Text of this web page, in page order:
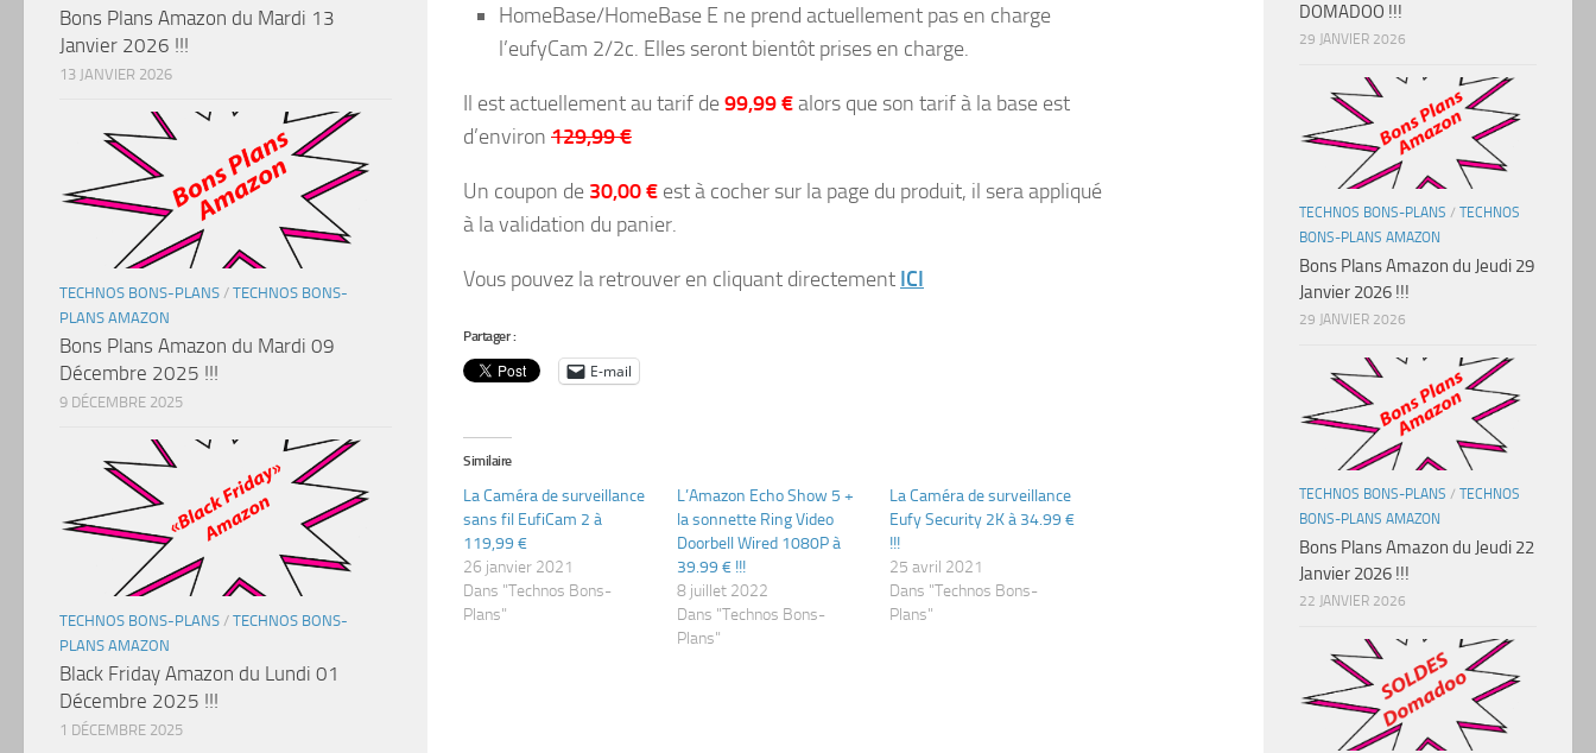
HomeBase/HomeBase E ne prend actuellement pas en charge
l’eufyCam 2/2c. Elles seront bientôt prises en charge.
Il est actuellement au tarif de99,99 €alors que son tarif à la base est
d’environ 129,99 €
Un coupon de 30,00 € est à cocher sur la page du produit, il sera appliqué
à la validation du panier.
Vous pouvez la retrouver en cliquant directement ICI
Partager :
E-mail
Similaire
La Caméra de surveillance
sans fil EufiCam 2 à
119,99 €
26 janvier 2021
Dans "Technos Bons-
Plans"
L’Amazon Echo Show 5 +
la sonnette Ring Video
Doorbell Wired 1080P à
39.99 € !!!
8 juillet 2022
Dans "Technos Bons-
Plans"
La Caméra de surveillance
Eufy Security 2K à 34.99 €
!!!
25 avril 2021
Dans "Technos Bons-
Plans"
Bons Plans Amazon du Mardi 13
Janvier 2026 !!!
13 JANVIER 2026
TECHNOS BONS-PLANS / TECHNOS BONS-
PLANS AMAZON
Bons Plans Amazon du Mardi 09
Décembre 2025 !!!
9 DÉCEMBRE 2025
TECHNOS BONS-PLANS / TECHNOS BONS-
PLANS AMAZON
Black Friday Amazon du Lundi 01
Décembre 2025 !!!
1 DÉCEMBRE 2025
DOMADOO !!!
29 JANVIER 2026
TECHNOS BONS-PLANS / TECHNOS
BONS-PLANS AMAZON
Bons Plans Amazon du Jeudi 29
Janvier 2026 !!!
29 JANVIER 2026
TECHNOS BONS-PLANS / TECHNOS
BONS-PLANS AMAZON
Bons Plans Amazon du Jeudi 22
Janvier 2026 !!!
22 JANVIER 2026